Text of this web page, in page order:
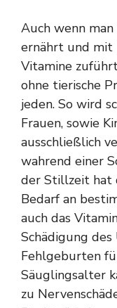
Auch wenn
ernährt und mit
Vitamine
ohne tierische
jeden. So wird
Frauen, sowie
ausschließlich
wahrend einer
der Stillzeit hat
Bedarf an
auch das
Schädigung
Fehlgeburten
Säuglingsalter
zu